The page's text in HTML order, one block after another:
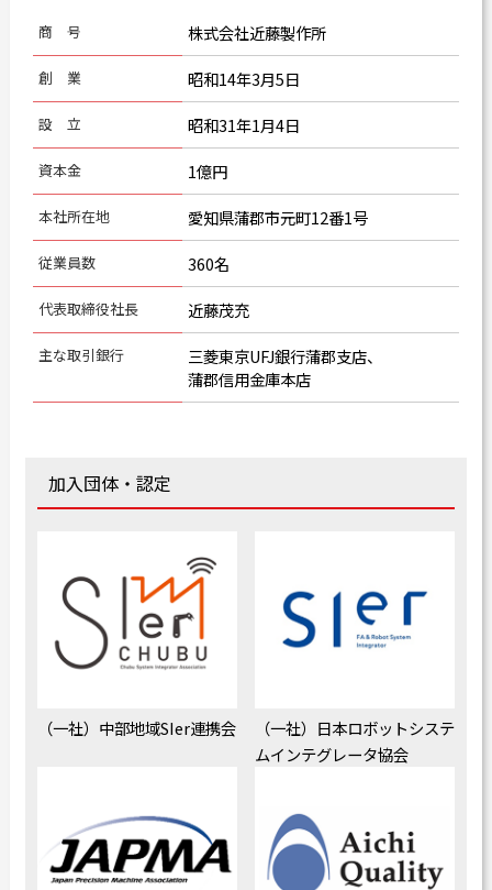
商 号 株式会社近藤製作所
創 業 昭和14年3月5日
設 立 昭和31年1月4日
資本金 1億円
本社所在地 愛知県蒲郡市元町12番1号
従業員数 360名
代表取締役社長 近藤茂充
主な取引銀行
三菱東京UFJ銀行蒲郡支店、
蒲郡信用金庫本店
加入団体・認定
（一社）中部地域SIer連携会
（一社）日本ロボットシステ
ムインテグレータ協会
個人情報の取り扱い
最新情報
カタログダウンロード
よくある質問
採用情報
お問い合わせ
Japanese English